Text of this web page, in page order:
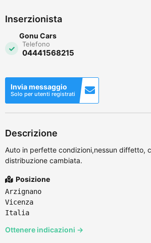
Inserzionista
Gonu Cars
Telefono
04441568215
Invia messaggio
Solo per utenti registrati
Descrizione
Auto in perfette condizioni,nessun diffetto,
distribuzione cambiata.
Posizione
Arzignano
Vicenza
Italia
Ottenere indicazioni →